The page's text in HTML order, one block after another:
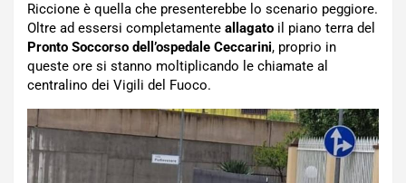
Riccione è quella che presenterebbe lo scenario peggiore.
Oltre ad essersi completamente allagato il piano terra del
Pronto Soccorso dell’ospedale Ceccarini, proprio in
queste ore si stanno moltiplicando le chiamate al
centralino dei Vigili del Fuoco.